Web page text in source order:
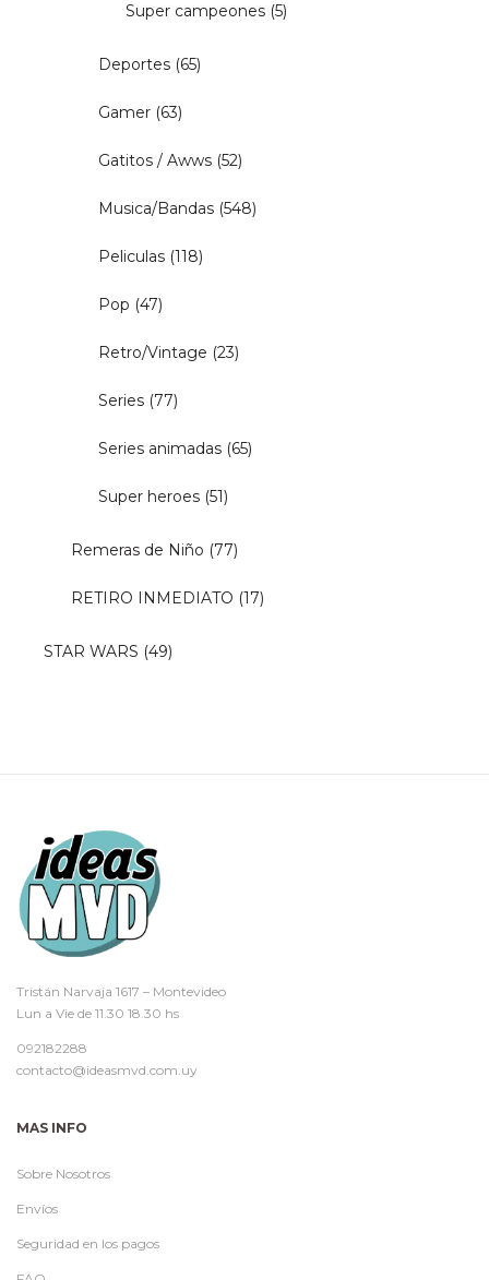
Super campeones (5)
Deportes (65)
Gamer (63)
Gatitos / Awws (52)
Musica/Bandas (548)
Peliculas (118)
Pop (47)
Retro/Vintage (23)
Series (77)
Series animadas (65)
Super heroes (51)
Remeras de Niño (77)
RETIRO INMEDIATO (17)
STAR WARS (49)
Tristán Narvaja 1617 – Montevideo
Lun a Vie de 11.30 18.30 hs
092182288
contacto@ideasmvd.com.uy
MAS INFO
Sobre Nosotros
Envíos
Seguridad en los pagos